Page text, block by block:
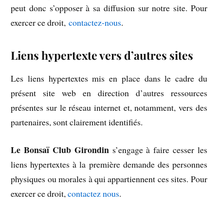
peut donc s’opposer à sa diffusion sur notre site. Pour
exercer ce droit,contactez-nous.
Liens hypertexte vers d’autres sites
Les liens hypertextes mis en place dans le cadre du
présent site web en direction d’autres ressources
présentes sur le réseau internet et, notamment, vers des
partenaires, sont clairement identifiés.
Le Bonsaï Club Girondin s’engage à faire cesser les
liens hypertextes à la première demande des personnes
physiques ou morales à qui appartiennent ces sites. Pour
exercer ce droit,contactez nous.